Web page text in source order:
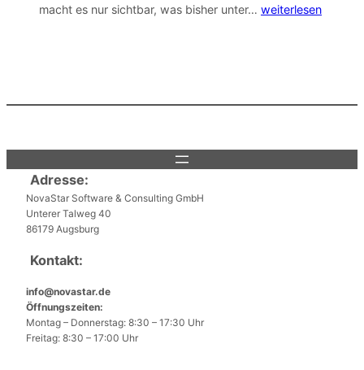
macht es nur sichtbar, was bisher unter… Die
weiterlesen
Adresse:
NovaStar Software & Consulting GmbH
Unterer Talweg 40
86179 Augsburg
Kontakt:
info@novastar.de
Öffnungszeiten:
Montag – Donnerstag: 8:30 – 17:30 Uhr
Freitag: 8:30 – 17:00 Uhr